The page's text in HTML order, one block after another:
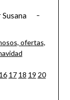
Susana
16 17 18 19 20